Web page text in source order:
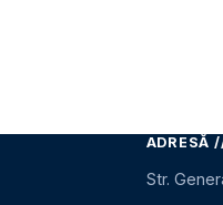
ADRESĂ
Str.